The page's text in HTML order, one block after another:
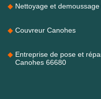
Nettoyage et
Couvreur Canohes
Entreprise de pose et
Canohes 66680